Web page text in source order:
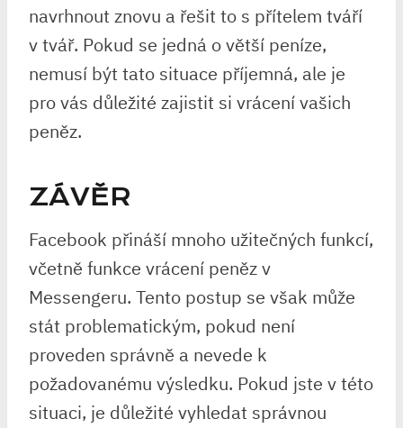
navrhnout znovu a řešit to s přítelem tváří
v tvář. Pokud se jedná o větší peníze,
nemusí být tato situace příjemná, ale je
pro vás důležité zajistit si vrácení vašich
peněz.
ZÁVĚR
Facebook přináší mnoho užitečných funkcí,
včetně funkce vrácení peněz v
Messengeru. Tento postup se však může
stát problematickým, pokud není
proveden správně a nevede k
požadovanému výsledku. Pokud jste v této
situaci, je důležité vyhledat správnou